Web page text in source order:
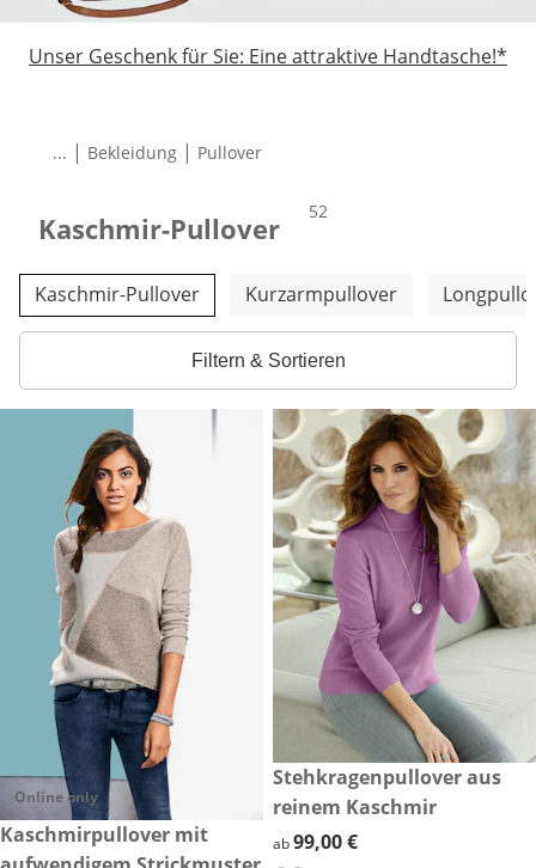
Unser Geschenk für Sie: Eine attraktive Handtasche!*
... | Bekleidung | Pullover
Kaschmir-Pullover Total number of products:
52
Weitere Kategorien überspringen
Kaschmir-Pullover Kurzarmpullover
Filtern & Sortieren
Online only
169,00 €
Kaschmirpullover mit
99,00 €
Stehkragenpullover aus
reinem Kaschmir
99,00 €
ab99,00 €